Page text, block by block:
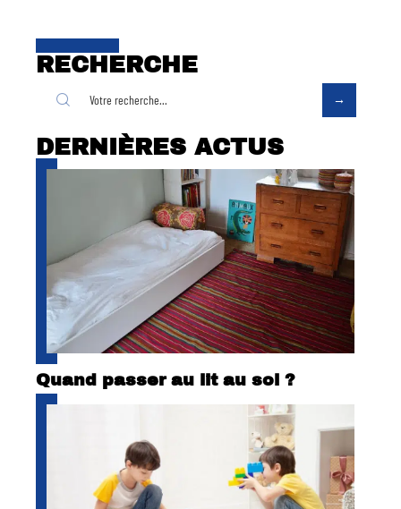
RECHERCHE
DERNIÈRES ACTUS
Quand passer au lit au sol ?